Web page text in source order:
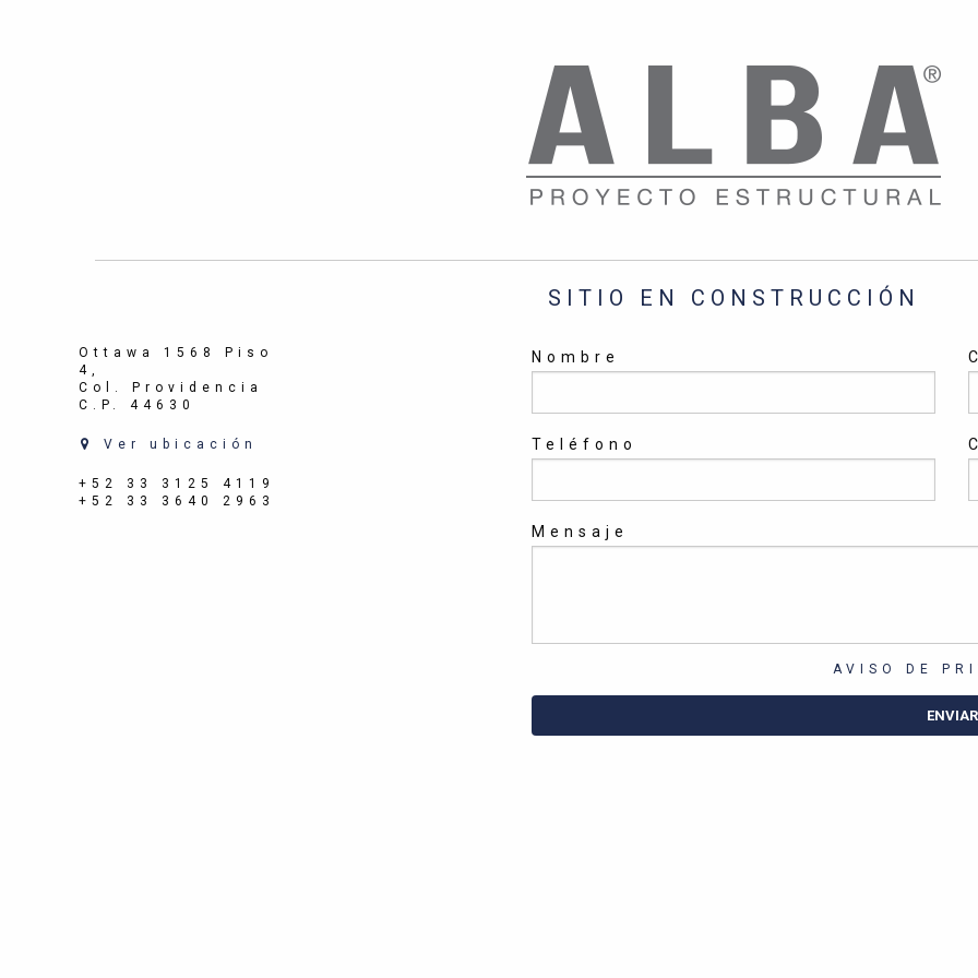
SITIO EN CONSTRUCCIÓN
Ottawa 1568 Piso
4,
Col. Providencia
C.P. 44630
Ver ubicación
+52 33 3125 4119
+52 33 3640 2963
Nombre
Teléfono
Mensaje
AVISO DE
ENVIAR